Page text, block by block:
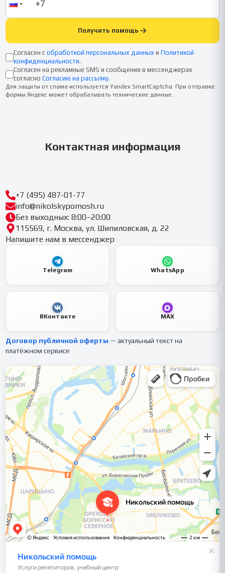
Получить помощь
Согласен с обработкой персональных данных и Политикой
конфиденциальности.
Согласен на рекламные SMS и сообщения в мессенджерах
согласно Согласию на рассылку.
Для защиты от спама используется Yandex SmartCaptcha. При отправке
формы Яндекс может обрабатывать технические данные.
Контактная информация
+7 (495) 487-01-77
info@nikolskypomosh.ru
Без выходных: 8:00–20:00
115569, г. Москва, ул. Шипиловская, д. 22
Напишите нам в мессенджер
Telegram WhatsApp
ВКонтакте MAX
Договор публичной оферты — актуальный текст на
платёжном сервисе